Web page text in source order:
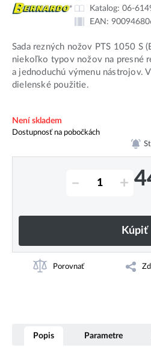
Katalog: 06-
EAN:
Sada rezných nožov PTS 1050 S
niekoľko typov nožov na presné
a jednoduchú výmenu nástrojov.
dielenské použitie.
Není skladem
Dostupnosť na pobočkách
– +
Kúpiť
Porovnať
Popis Parametre